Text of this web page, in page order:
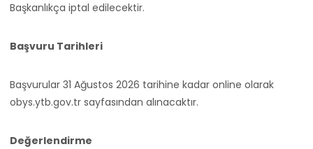
Başkanlıkça iptal edilecektir.
Başvuru Tarihleri
Başvurular 31 Ağustos 2026 tarihine kadar online olarak
obys.ytb.gov.tr sayfasından alınacaktır.
Değerlendirme